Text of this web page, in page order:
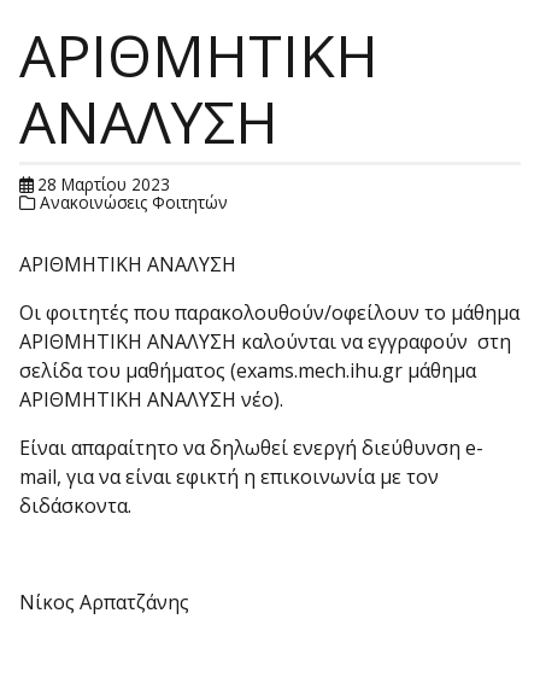
ΑΡΙΘΜΗΤΙΚΗ
ΑΝΑΛΥΣΗ
28 Μαρτίου 2023
Ανακοινώσεις Φοιτητών
ΑΡΙΘΜΗΤΙΚΗ ΑΝΑΛΥΣΗ
Οι φοιτητές που παρακολουθούν/οφείλουν το μάθημα
ΑΡΙΘΜΗΤΙΚΗ ΑΝΑΛΥΣΗ καλούνται να εγγραφούν στη
σελίδα του μαθήματος (exams.mech.ihu.gr μάθημα
ΑΡΙΘΜΗΤΙΚΗ ΑΝΑΛΥΣΗ νέο).
Είναι απαραίτητο να δηλωθεί ενεργή διεύθυνση e-
mail, για να είναι εφικτή η επικοινωνία με τον
διδάσκοντα.
Νίκος Αρπατζάνης